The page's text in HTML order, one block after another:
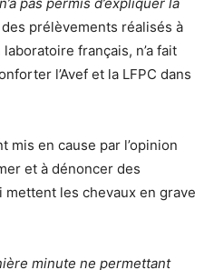
prélèvements réalisés à
laboratoire français, n’a fait
l’Avef et la LFPC dans
mis en cause par l’opinion
et à dénoncer des
les chevaux en grave
minute ne permettant